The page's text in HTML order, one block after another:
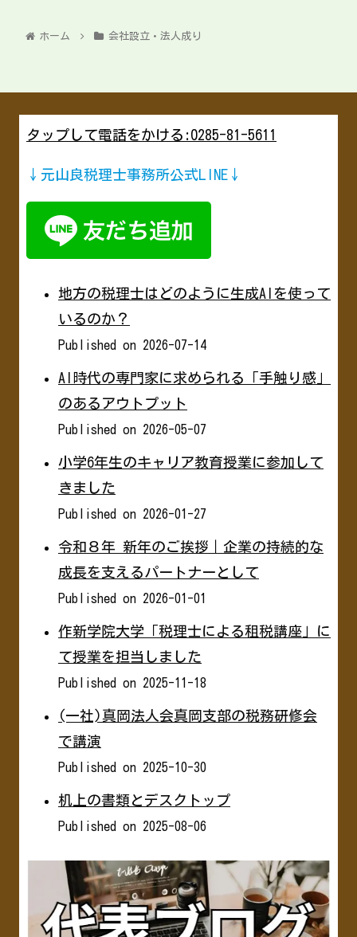
ホーム 会社設立・法人成り
タップして電話をかける:0285-81-5611
↓元山良税理士事務所公式LINE↓
地方の税理士はどのように生成AIを使って
いるのか？
Published on 2026-07-14
AI時代の専門家に求められる「手触り感」
のあるアウトプット
Published on 2026-05-07
小学6年生のキャリア教育授業に参加して
きました
Published on 2026-01-27
令和８年 新年のご挨拶｜企業の持続的な
成長を支えるパートナーとして
Published on 2026-01-01
作新学院大学「税理士による租税講座」に
て授業を担当しました
Published on 2025-11-18
(一社)真岡法人会真岡支部の税務研修会
で講演
Published on 2025-10-30
机上の書類とデスクトップ
Published on 2025-08-06